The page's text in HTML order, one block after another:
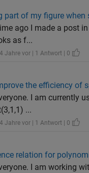
part of my figure when
ago I made a post
as f...
Jahre vor | 1 Antwort | 0
the efficiency of
I am currently
...
Jahre vor | 1 Antwort | 0
relation for
I am working